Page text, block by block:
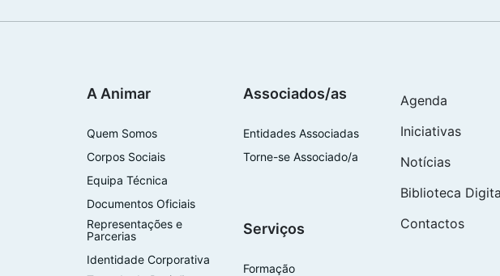
A Animar
Quem Somos
Corpos Sociais
Equipa Técnica
Documentos Oficiais
Representações e
Parcerias
Identidade Corporativa
Associados/as
Entidades Associadas
Torne-se Associado/a
Serviços
Formação
Agenda
Iniciativas
Notícias
Biblioteca
Contactos